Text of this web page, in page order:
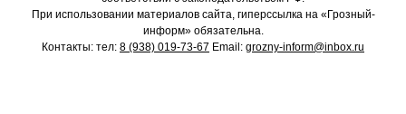
При использовании материалов сайта, гиперссылка на «Грозный-
информ» обязательна.
Контакты: тел: 8 (938) 019-73-67 Email: grozny-inform@inbox.ru